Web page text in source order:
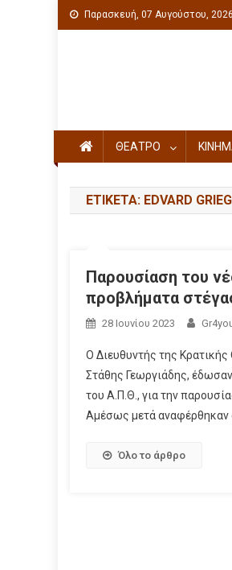
Παρασκευή, 07 Αυγούστου, 2026
ΘΕΑΤΡΟ
ΕΤΙΚΈΤΑ: EDVARD GRIEG
Παρουσίαση του
προβλήματα
28 Ιουνίου 2023
Ο Διευθυντής της
Στάθης Γεωργιάδης,
του Α.Π.Θ., για την
Αμέσως μετά αναφέρθηκαν
Όλο το άρθρο